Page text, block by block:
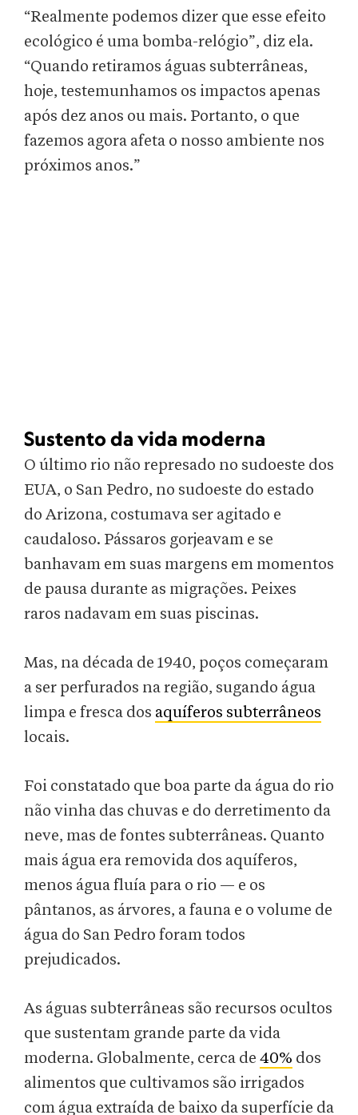
“Realmente podemos dizer que esse efeito
ecológico é uma bomba-relógio”, diz ela.
“Quando retiramos águas subterrâneas,
hoje, testemunhamos os impactos apenas
após dez anos ou mais. Portanto, o que
fazemos agora afeta o nosso ambiente nos
próximos anos.”
Sustento da vida moderna
O último rio não represado no sudoeste dos
EUA, o San Pedro, no sudoeste do estado
do Arizona, costumava ser agitado e
caudaloso. Pássaros gorjeavam e se
banhavam em suas margens em momentos
de pausa durante as migrações. Peixes
raros nadavam em suas piscinas.
Mas, na década de 1940, poços começaram
a ser perfurados na região, sugando água
limpa e fresca dos aquíferos subterrâneos
locais.
Foi constatado que boa parte da água do rio
não vinha das chuvas e do derretimento da
neve, mas de fontes subterrâneas. Quanto
mais água era removida dos aquíferos,
menos água fluía para o rio — e os
pântanos, as árvores, a fauna e o volume de
água do San Pedro foram todos
prejudicados.
As águas subterrâneas são recursos ocultos
que sustentam grande parte da vida
moderna. Globalmente, cerca de 40% dos
alimentos que cultivamos são irrigados
com água extraída de baixo da superfície da